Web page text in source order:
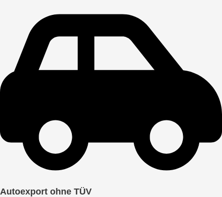
Autoexport ohne TÜV